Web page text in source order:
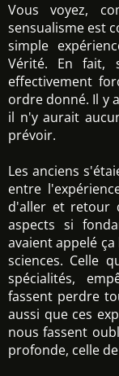
Vous voyez,
sensualisme est
simple
Vérité. En fait,
effectivement
ordre donné. Il y
il n'y aurait
prévoir.
Les anciens
entre
d'aller et retour
aspects si
avaient appelé
sciences. Celle
spécialités,
fassent perdre
aussi que ces
nous fassent
profonde, celle